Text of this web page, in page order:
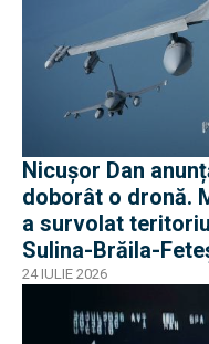
Nicușor Dan
doborât o dronă.
a survolat
Sulina-Brăila-
24 IULIE 2026